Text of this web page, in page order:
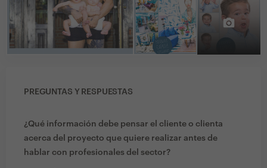
PREGUNTAS Y RESPUESTAS
¿Qué información debe pensar el cliente o clienta
acerca del proyecto que quiere realizar antes de
hablar con profesionales del sector?